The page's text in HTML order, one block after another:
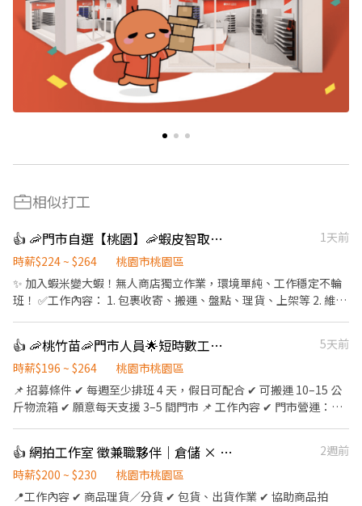
相似打工
👍 🦐門市自選【桃園】🦐蝦皮智取店 / 免經驗、快速報到 💰時薪 224 -264
1天前
時薪$224 ~ $264
桃園市桃園區
✨ 加入蝦米變大蝦！無人商店獨立作業，環境單純、工作穩定不輪
班！ ✅工作內容： 1. 包裹收寄、搬運、盤點、理貨、上架等 2. 維持
門市支援 🌙🌙夜班說明🌙🌙 工作型態：為每日跑點約3–10家門市，
跑點距離約16km內 需可配合(早班/晚班)擇一於門市安排受訓 🔔需
有機車&駕照🔔 ⸻ ✅工作時間： 🔹早班：07:00-12:00、07:30-
12:30、08:00-13:00、08:30-13:30 🔹晚班：17:30-22:30、17:30-
🔹假日早班：07:00-12:00 🔹假日晚班：17:30-23:30 (上班時數為
2~6小時，一個月至少6天，依實際情況而定) ⸻ ✅工作待遇：
👍 🦐桃竹苗🦐門市人員🌟短時數工作🌟零經驗也能快速上手
5天前
時薪$196 ~ $264
桃園市桃園區
📌 招募條件 ✔ 每週至少排班 4 天，假日可配合 ✔ 可搬運 10–15 公
斤物流箱 ✔ 願意每天支援 3–5 間門市 📌 工作內容 ✔ 門市營運：包
✔ 排班方式： ☀️ 早班兼職：每日 3–5 間門市 🌙 晚班兼職：每
日 1–3 間門市 ✔ 彈性支援：依需求調整，支援鄰近門市 📌 工作時
間 早班｜07:00–13:30、08:30–13:30 晚班｜17:30–23:30、
👍 網拍工作室 徵兼職夥伴｜倉儲 × 社群協助
2週前
時薪$200 ~ $230
桃園市桃園區
📍工作內容 ✔ 商品理貨／分貨 ✔ 包貨、出貨作業 ✔ 協助商品拍